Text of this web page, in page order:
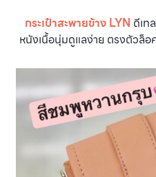
กระเป๋าสะพายข้าง LYN ดีเท
หนังเนื้อนุ่มดูแลง่าย ตรงตัวล็อ